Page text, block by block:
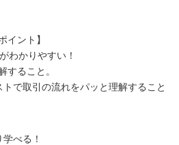
イント】
わかりやすい！
すること。
で取引の流れをパッと理解すること
べる！